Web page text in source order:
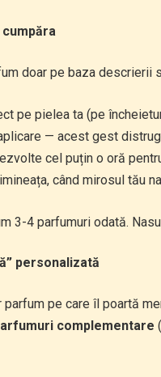
doar pe baza descrierii
pe pielea ta (pe
— acest gest
cel puțin o oră
când mirosul tău
3-4 parfumuri odată.
personalizată
parfum pe care îl poartă
complementare